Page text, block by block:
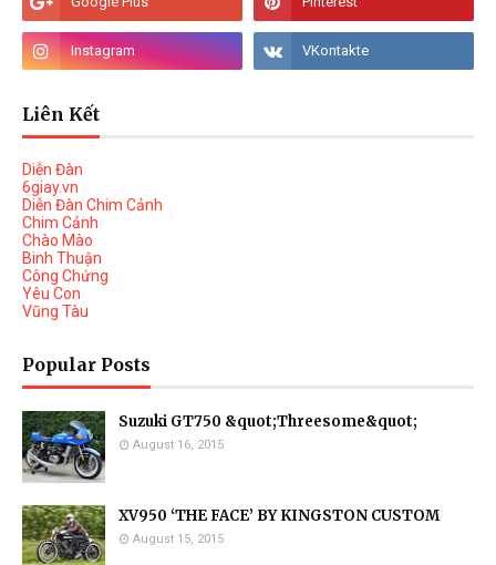
Liên Kết
Diễn Đàn
6giay.vn
Diễn Đàn Chim Cảnh
Chim Cảnh
Chào Mào
Binh Thuận
Công Chứng
Yêu Con
Vũng Tàu
Popular Posts
Suzuki GT750 &quot;Threesome&quot;
August 16, 2015
XV950 ‘THE FACE’ BY KINGSTON CUSTOM
August 15, 2015